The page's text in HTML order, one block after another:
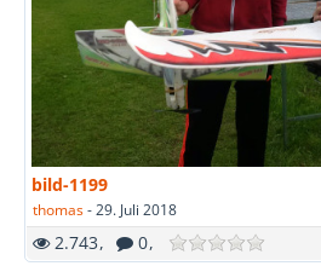
bild-1199
thomas-29. Juli 2018
2.743 0